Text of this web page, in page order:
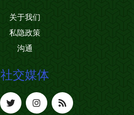
关于我们
私隐政策
沟通
社交媒体